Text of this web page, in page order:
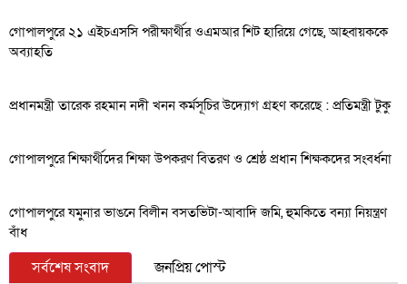
গোপালপুরে ২১ এইচএসসি পরীক্ষার্থীর ওএমআর শিট হারিয়ে গেছে, আহ্বায়ককে
অব্যাহতি
প্রধানমন্ত্রী তারেক রহমান নদী খনন কর্মসূচির উদ্যোগ গ্রহণ করেছে : প্রতিমন্ত্রী টুকু
গোপালপুরে শিক্ষার্থীদের শিক্ষা উপকরণ বিতরণ ও শ্রেষ্ঠ প্রধান শিক্ষকদের সংবর্ধনা
গোপালপুরে যমুনার ভাঙনে বিলীন বসতভিটা-আবাদি জমি, হুমকিতে বন্যা নিয়ন্ত্রণ
বাঁধ
সর্বশেষ সংবাদ জনপ্রিয় পোস্ট